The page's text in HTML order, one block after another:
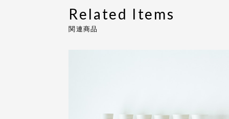
Related Items
関連商品